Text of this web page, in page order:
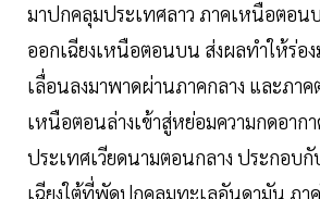
มาปกคลุมประเทศลาว ภาคเหนือตอน
ออกเฉียงเหนือตอนบน ส่งผลทำให้ร่อง
เลื่อนลงมาพาดผ่านภาคกลาง และภาค
เหนือตอนล่างเข้าสู่หย่อมความกดอาก
ประเทศเวียดนามตอนกลาง ประกอบ
เฉียงใต้ที่พัดปกคลุมทะเลอันดามัน ภา